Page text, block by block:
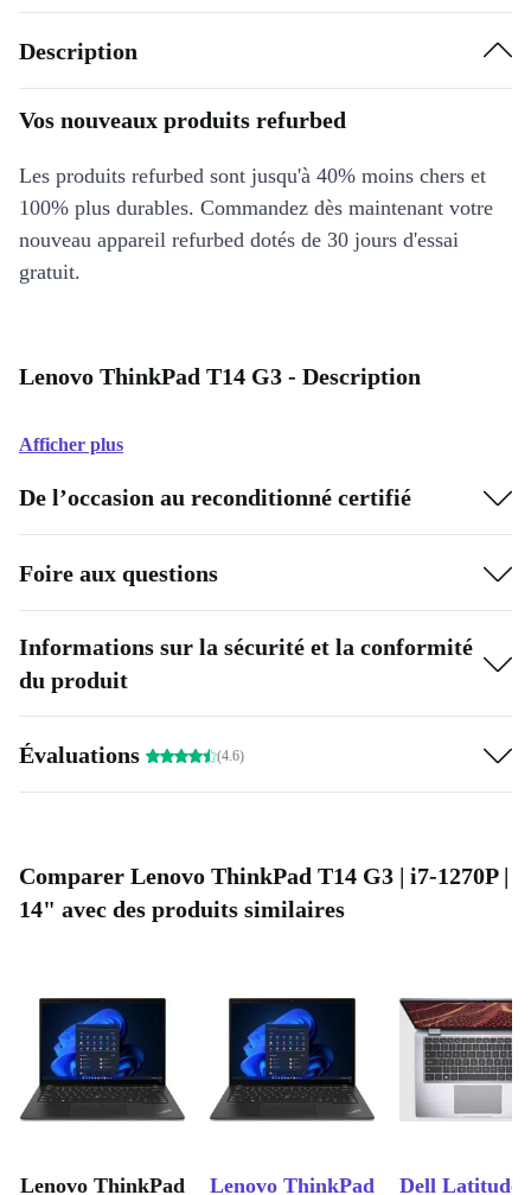
Description
Vos nouveaux produits refurbed
Les produits refurbed sont jusqu'à 40% moins chers et
100% plus durables. Commandez dès maintenant votre
nouveau appareil refurbed dotés de 30 jours d'essai
gratuit.
Lenovo ThinkPad T14 G3 - Description
Afficher plus
De l’occasion au reconditionné certifié
Foire aux questions
Informations sur la sécurité et la conformité
du produit
Évaluations (4.6)
Comparer Lenovo ThinkPad T14 G3 | i7-1270P |
14" avec des produits similaires
Lenovo ThinkPad Lenovo ThinkPad Dell Latitude